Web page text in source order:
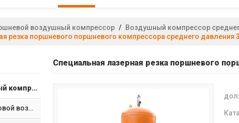
воздушный компрессор / Воздушный компрессор
резка поршневого поршневого компрессора среднего давления
компрессор
Специальная лазерная резка поршневого